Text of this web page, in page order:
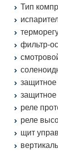
Тип
фильтр-
защитное
защитное
реле
реле
щит